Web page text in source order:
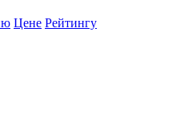
Цене Рейтингу